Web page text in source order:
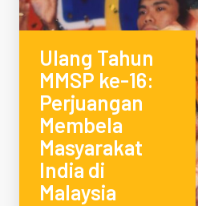
Ulang Tahun
MMSP ke-16:
Perjuangan
Membela
Masyarakat
India di
Malaysia